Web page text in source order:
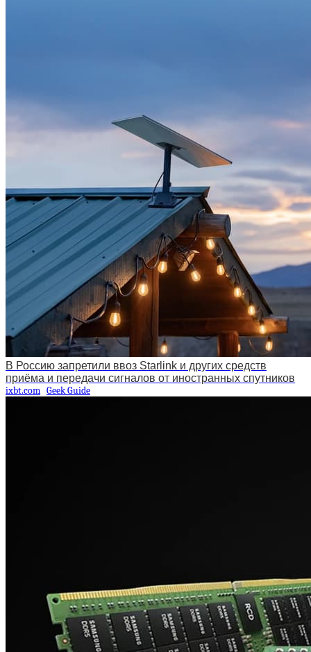
В Россию запретили ввоз Starlink и других средств
приёма и передачи сигналов от иностранных спутников
ixbt.com Geek Guide